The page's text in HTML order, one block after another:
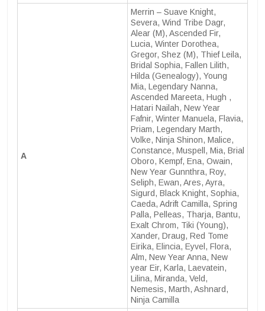
A
Merrin – Suave Knight,
Severa, Wind Tribe Dagr,
Alear (M), Ascended Fir,
Lucia, Winter Dorothea,
Gregor, Shez (M), Thief Leila,
Bridal Sophia, Fallen Lilith,
Hilda (Genealogy), Young
Mia, Legendary Nanna,
Ascended Mareeta, Hugh ,
Hatari Nailah, New Year
Fafnir, Winter Manuela, Flavia,
Priam, Legendary Marth,
Volke, Ninja Shinon, Malice,
Constance, Muspell, Mia, Brial
Oboro, Kempf, Ena, Owain,
New Year Gunnthra, Roy,
Seliph, Ewan, Ares, Ayra,
Sigurd, Black Knight, Sophia,
Caeda, Adrift Camilla, Spring
Palla, Pelleas, Tharja, Bantu,
Exalt Chrom, Tiki (Young),
Xander, Draug, Red Tome
Eirika, Elincia, Eyvel, Flora,
Alm, New Year Anna, New
year Eir, Karla, Laevatein,
Lilina, Miranda, Veld,
Nemesis, Marth, Ashnard,
Ninja Camilla